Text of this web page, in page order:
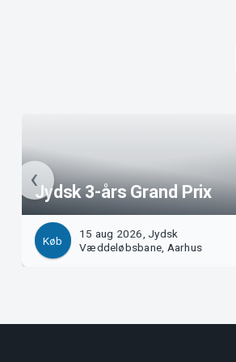
Jydsk 3-års Grand Prix
Køb
15 aug 2026, Jydsk
Væddeløbsbane, Aarhus